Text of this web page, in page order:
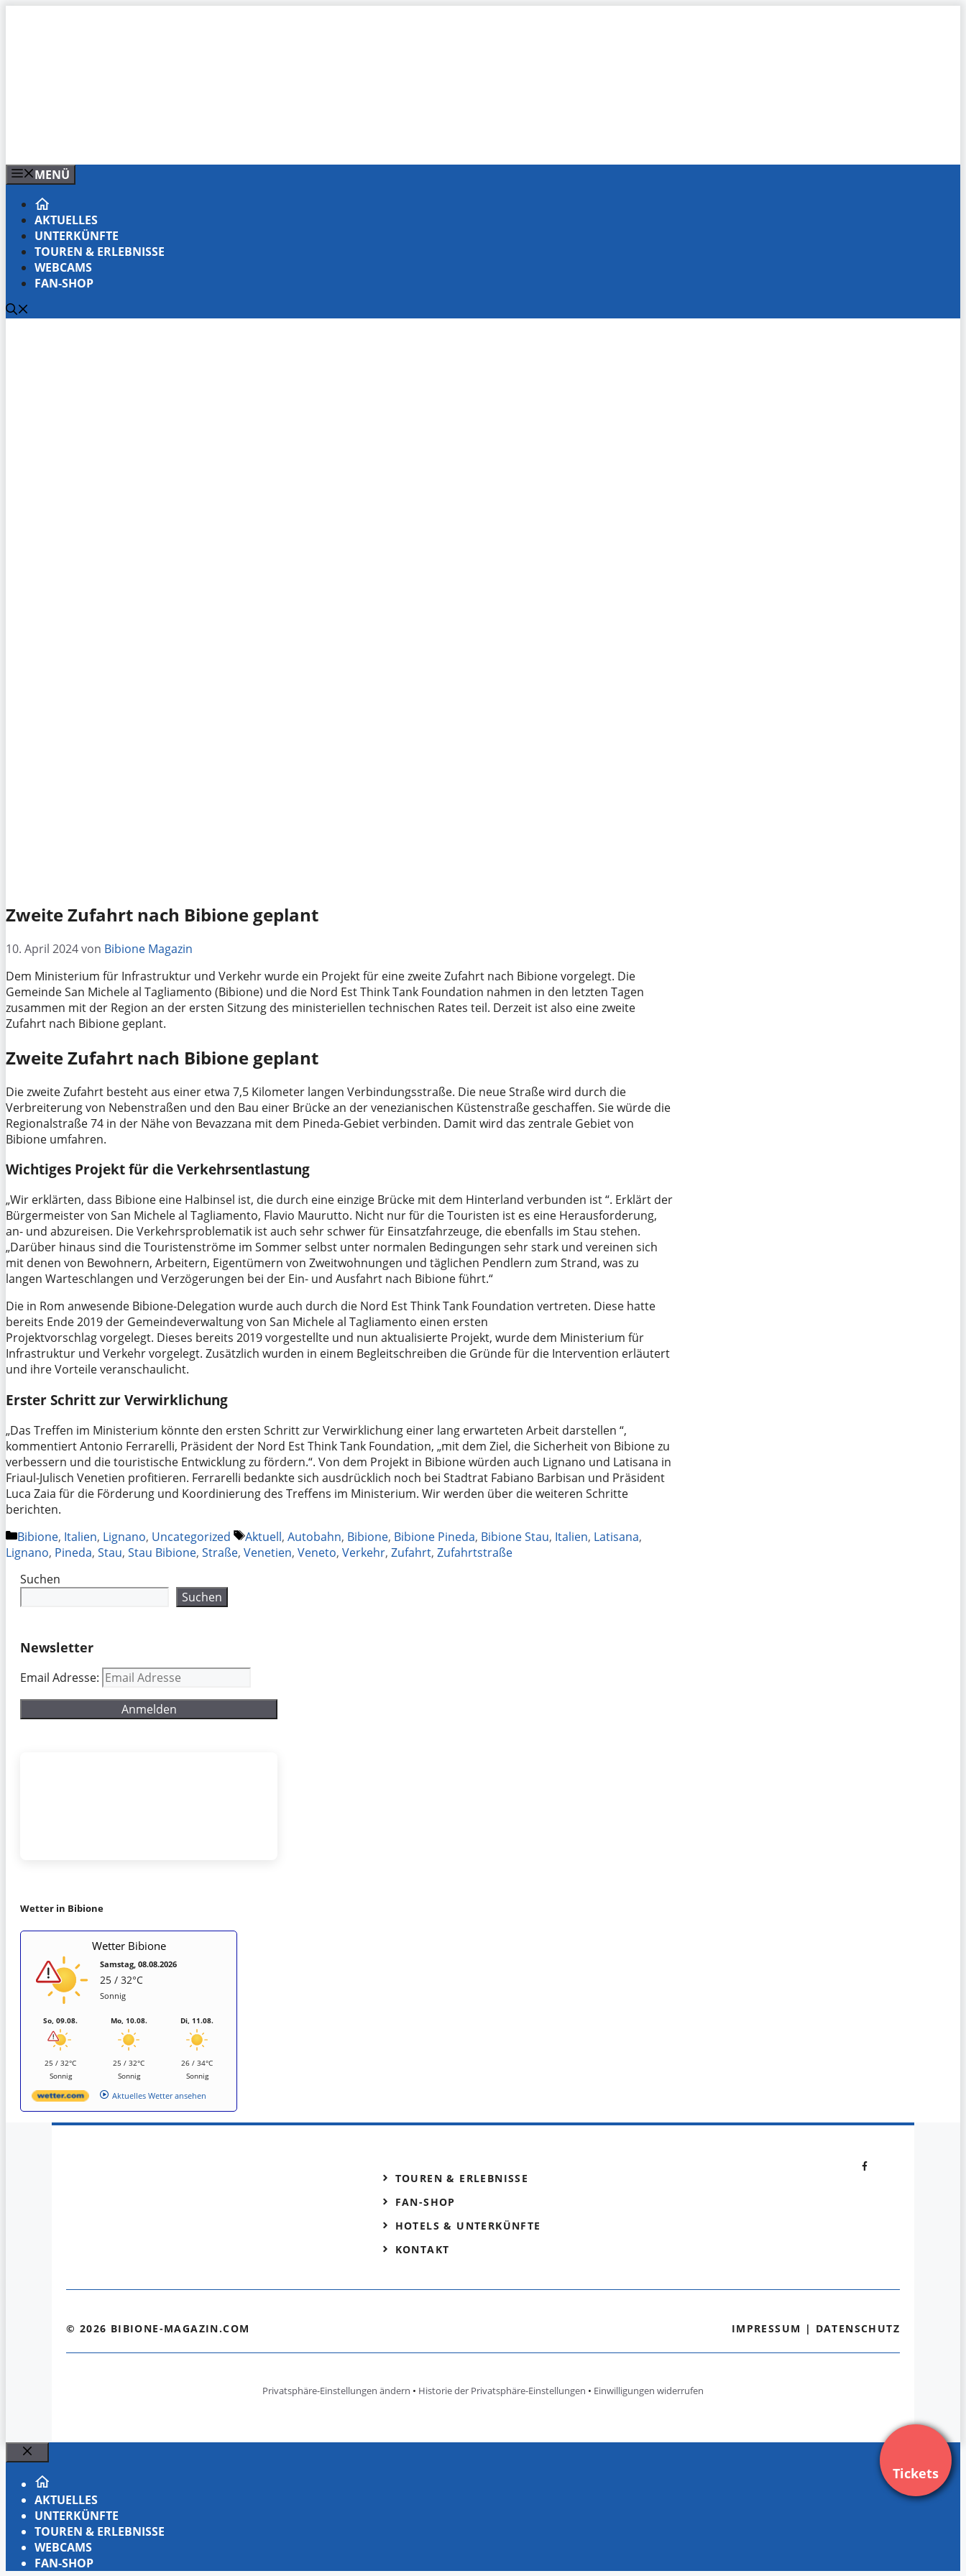
MENÜ
AKTUELLES
UNTERKÜNFTE
TOUREN & ERLEBNISSE
WEBCAMS
FAN-SHOP
Zweite Zufahrt nach Bibione geplant
10. April 2024von Bibione Magazin
Dem Ministerium für Infrastruktur und Verkehr wurde ein Projekt für eine zweite Zufahrt nach Bibione vorgelegt. Die
Gemeinde San Michele al Tagliamento (Bibione) und die Nord Est Think Tank Foundation nahmen in den letzten Tagen
zusammen mit der Region an der ersten Sitzung des ministeriellen technischen Rates teil. Derzeit ist also eine zweite
Zufahrt nach Bibione geplant.
Zweite Zufahrt nach Bibione geplant
Die zweite Zufahrt besteht aus einer etwa 7,5 Kilometer langen Verbindungsstraße. Die neue Straße wird durch die
Verbreiterung von Nebenstraßen und den Bau einer Brücke an der venezianischen Küstenstraße geschaffen. Sie würde die
Regionalstraße 74 in der Nähe von Bevazzana mit dem Pineda-Gebiet verbinden. Damit wird das zentrale Gebiet von
Bibione umfahren.
Wichtiges Projekt für die Verkehrsentlastung
„Wir erklärten, dass Bibione eine Halbinsel ist, die durch eine einzige Brücke mit dem Hinterland verbunden ist “. Erklärt der
Bürgermeister von San Michele al Tagliamento, Flavio Maurutto. Nicht nur für die Touristen ist es eine Herausforderung,
an- und abzureisen. Die Verkehrsproblematik ist auch sehr schwer für Einsatzfahrzeuge, die ebenfalls im Stau stehen.
„Darüber hinaus sind die Touristenströme im Sommerselbst unter normalen Bedingungen sehr stark und vereinen sich
mit denen von Bewohnern, Arbeitern, Eigentümern von Zweitwohnungen und täglichen Pendlern zum Strand, was zu
langen Warteschlangen und Verzögerungen bei der Ein- und Ausfahrt nach Bibione führt.“
Die in Rom anwesende Bibione-Delegation wurde auch durch die Nord Est Think Tank Foundation vertreten. Diese hatte
bereits Ende 2019 der Gemeindeverwaltung von San Michele al Tagliamento einen ersten
Projektvorschlag vorgelegt. Dieses bereits 2019 vorgestellte und nun aktualisierte Projekt, wurde dem Ministerium für
Infrastruktur und Verkehr vorgelegt. Zusätzlich wurden in einem Begleitschreiben die Gründe für die Intervention erläutert
und ihre Vorteile veranschaulicht.
Erster Schritt zur Verwirklichung
„Das Treffen im Ministerium könnte den ersten Schritt zur Verwirklichung einer lang erwarteten Arbeit darstellen “,
kommentiert Antonio Ferrarelli, Präsident der Nord Est Think Tank Foundation, „mit dem Ziel, die Sicherheit von Bibione zu
verbessern und die touristische Entwicklung zu fördern.“. Von dem Projekt in Bibione würden auch Lignano und Latisana in
Friaul-Julisch Venetien profitieren. Ferrarelli bedankte sich ausdrücklich noch bei Stadtrat Fabiano Barbisan und Präsident
Luca Zaia für die Förderung und Koordinierung des Treffens im Ministerium. Wir werden über die weiteren Schritte
berichten.
Kategorien
Bibione, Italien, Lignano, Uncategorized Schlagwörter
Aktuell, Autobahn, Bibione, Bibione Pineda, Bibione Stau, Italien, Latisana,
Lignano, Pineda, Stau, Stau Bibione, Straße, Venetien, Veneto, Verkehr, Zufahrt, Zufahrtstraße
Suchen
Suchen
Newsletter
Email Adresse:
Wetter in Bibione
Wetter Bibione
Samstag, 08.08.2026
25 / 32°C
Sonnig
So, 09.08.
25 / 32°C
Sonnig
Mo, 10.08.
25 / 32°C
Sonnig
Di, 11.08.
26 / 34°C
Sonnig
Aktuelles Wetter ansehen
Tickets
TOUREN & ERLEBNISSE
FAN-SHOP
HOTELS & UNTERKÜNFTE
KONTAKT
© 2026 BIBIONE-MAGAZIN.COM IMPRESSUM | DATENSCHUTZ
Privatsphäre-Einstellungen ändern • Historie der Privatsphäre-Einstellungen • Einwilligungen widerrufen
Schließen
AKTUELLES
UNTERKÜNFTE
TOUREN & ERLEBNISSE
WEBCAMS
FAN-SHOP